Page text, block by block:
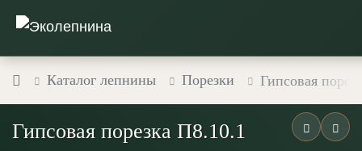
Каталог лепнины Порезки Гипсовая
Гипсовая порезка П8.10.1